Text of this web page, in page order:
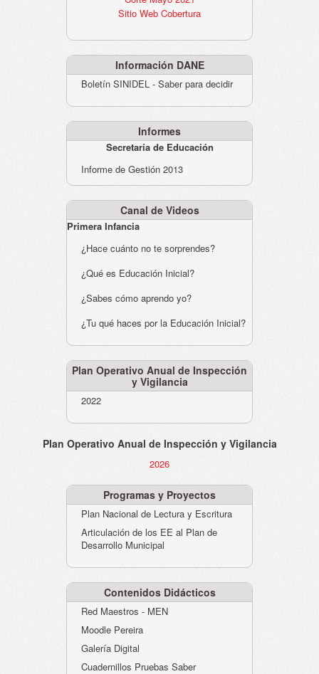
Sitio Web Cobertura
Información DANE
Boletín SINIDEL - Saber para decidir
Informes
Secretaría de Educación
Informe de Gestión 2013
Canal de Videos
Primera Infancia
¿Hace cuánto no te sorprendes?
¿Qué es Educación Inicial?
¿Sabes cómo aprendo yo?
¿Tu qué haces por la Educación Inicial?
Plan Operativo Anual de Inspección
y Vigilancia
2022
Plan Operativo Anual de Inspección y Vigilancia
2026
Programas y Proyectos
Plan Nacional de Lectura y Escritura
Articulación de los EE al Plan de
Desarrollo Municipal
Contenidos Didácticos
Red Maestros - MEN
Moodle Pereira
Galería Digital
Cuadernillos Pruebas Saber